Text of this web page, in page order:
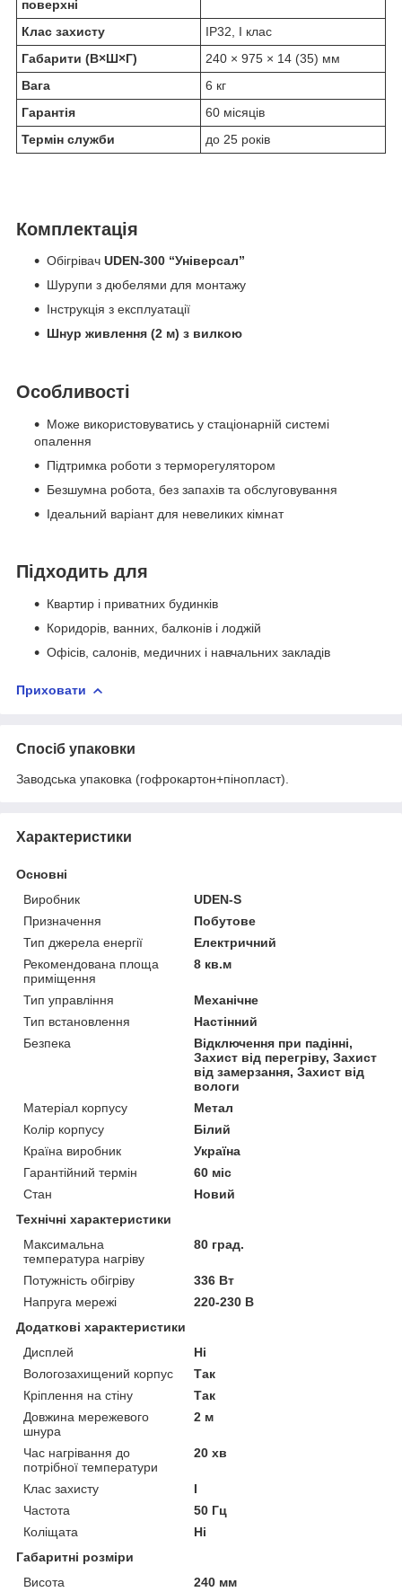
поверхні
Клас захисту
IP32, I клас
Габарити (В×Ш×Г)
240 × 975 × 14 (35) мм
Вага
6 кг
Гарантія
60 місяців
Термін служби
до 25 років
Комплектація
Обігрівач UDEN-300 “Універсал”
Шурупи з дюбелями для монтажу
Інструкція з експлуатації
Шнур живлення (2 м) з вилкою
Особливості
Може використовуватись у стаціонарній системі
опалення
Підтримка роботи з терморегулятором
Безшумна робота, без запахів та обслуговування
Ідеальний варіант для невеликих кімнат
Підходить для
Квартир і приватних будинків
Коридорів, ванних, балконів і лоджій
Офісів, салонів, медичних і навчальних закладів
Приховати
Спосіб упаковки
Заводська упаковка (гофрокартон+пінопласт).
Характеристики
Основні
Виробник
UDEN-S
Призначення
Побутове
Тип джерела енергії
Електричний
Рекомендована площа
приміщення
8 кв.м
Тип управління
Механічне
Тип встановлення
Настінний
Безпека
Відключення при падінні,
Захист від перегріву, Захист
від замерзання, Захист від
вологи
Матеріал корпусу
Метал
Колір корпусу
Білий
Країна виробник
Україна
Гарантійний термін
60 міс
Стан
Новий
Технічні характеристики
Максимальна
температура нагріву
80 град.
Потужність обігріву
336 Вт
Напруга мережі
220-230 В
Додаткові характеристики
Дисплей
Ні
Вологозахищений корпус
Так
Кріплення на стіну
Так
Довжина мережевого
шнура
2 м
Час нагрівання до
потрібної температури
20 хв
Клас захисту
I
Частота
50 Гц
Коліщата
Ні
Габаритні розміри
Висота
240 мм